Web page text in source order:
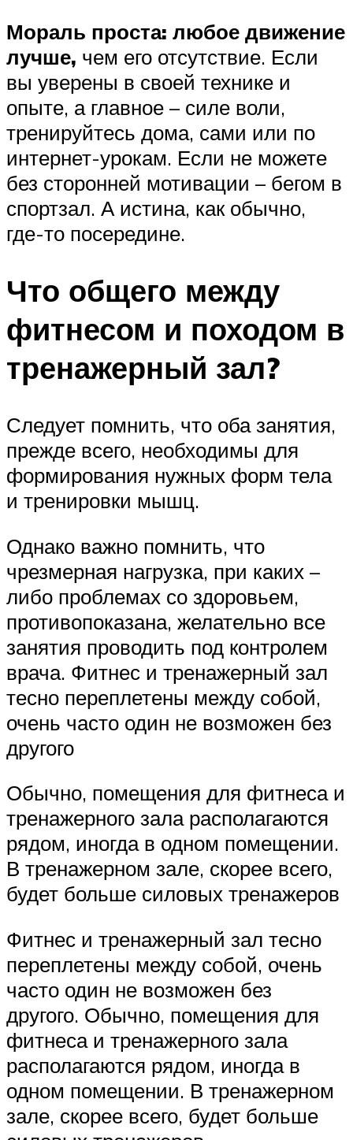
Мораль проста: любое движение
лучше, чем его отсутствие. Если
вы уверены в своей технике и
опыте, а главное – силе воли,
тренируйтесь дома, сами или по
интернет-урокам. Если не можете
без сторонней мотивации – бегом в
спортзал. А истина, как обычно,
где-то посередине.
Что общего между
фитнесом и походом в
тренажерный зал?
Следует помнить, что оба занятия,
прежде всего, необходимы для
формирования нужных форм тела
и тренировки мышц.
Однако важно помнить, что
чрезмерная нагрузка, при каких –
либо проблемах со здоровьем,
противопоказана, желательно все
занятия проводить под контролем
врача. Фитнес и тренажерный зал
тесно переплетены между собой,
очень часто один не возможен без
другого
Обычно, помещения для фитнеса и
тренажерного зала располагаются
рядом, иногда в одном помещении.
В тренажерном зале, скорее всего,
будет больше силовых тренажеров
Фитнес и тренажерный зал тесно
переплетены между собой, очень
часто один не возможен без
другого. Обычно, помещения для
фитнеса и тренажерного зала
располагаются рядом, иногда в
одном помещении. В тренажерном
зале, скорее всего, будет больше